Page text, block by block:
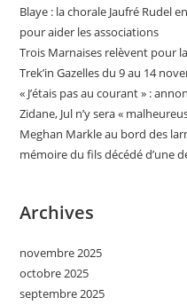
Blaye : la chorale Jaufré Rudel
pour aider les associations
Trois Marnaises relèvent pour
Trek’in Gazelles du 9 au 14
« J’étais pas au courant » :
Zidane, Jul n’y sera «
Meghan Markle au bord des
mémoire du fils décédé d’une
Archives
novembre 2025
octobre 2025
septembre 2025